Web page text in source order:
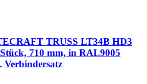
TRUSS LT34B HD3
710 mm, in RAL9005
Verbindersatz